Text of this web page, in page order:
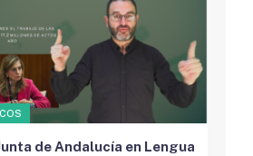
de Andalucía en Lengua